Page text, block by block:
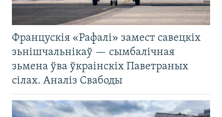
Францускія «Рафалі» замест савецкіх
зьнішчальнікаў — сымбалічная
зьмена ўва ўкраінскіх Паветраных
сілах. Аналіз Свабоды